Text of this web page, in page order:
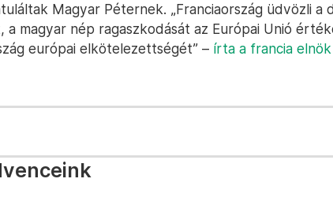
Magyar Péternek. „Franciaország üdvözli a
a magyar nép ragaszkodását az Európai Unió
európai elkötelezettségét” – írta a francia